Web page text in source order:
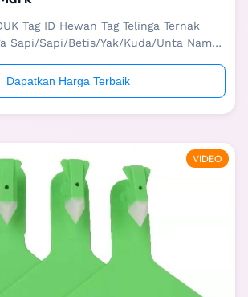
Tag ID Hewan Tag Telinga Ternak
Sapi/Sapi/Betis/Yak/Kuda/Unta Nama
Sedang mengemas 100 pcs/tas, 25
PP+PE Keuntungan Tahan suhu tinggi
Dapatkan Harga Terbaik
VIDEO